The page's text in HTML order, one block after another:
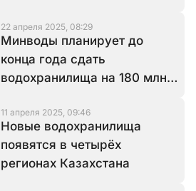
22 апреля 2025, 08:29
Минводы планирует до
конца года сдать
водохранилища на 180 млн
11 апреля 2025, 09:46
Новые водохранилища
появятся в четырёх
регионах Казахстана